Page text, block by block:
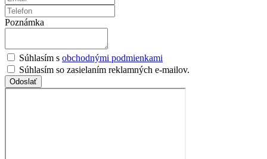
Poznámka
Súhlasím s obchodnými podmienkami
Súhlasím so zasielaním reklamných e-mailov.
Odoslať